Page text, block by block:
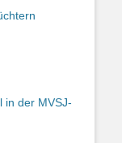
in der MVSJ-